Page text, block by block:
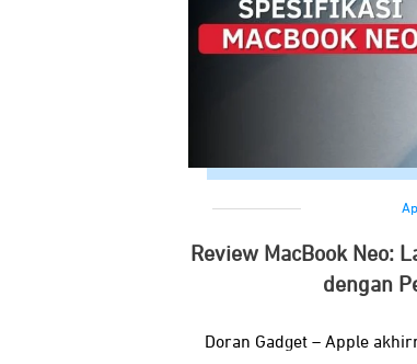
Review MacBook Neo:
dengan
Doran Gadget – Apple